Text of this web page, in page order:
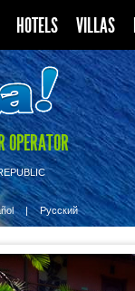
HOTELS VILLAS
OPERATOR
| Pусский